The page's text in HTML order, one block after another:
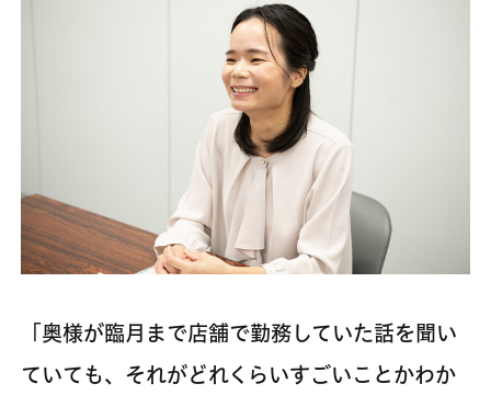
「奥様が臨月まで店舗で勤務していた話を聞い
ていても、それがどれくらいすごいことかわか